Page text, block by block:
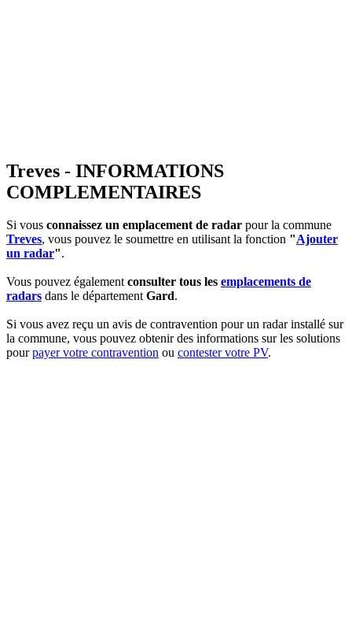
Treves - INFORMATIONS
COMPLEMENTAIRES
Si vous connaissez un emplacement de radar pour la commune
Treves, vous pouvez le soumettre en utilisant la fonction "Ajouter
un radar".
Vous pouvez égalementconsulter tous les emplacements de
radars dans le départementGard.
Si vous avez reçu un avis de contravention pour un radar installé sur
la commune, vous pouvez obtenir des informations sur les solutions
pourpayer votre contravention ou contester votre PV.